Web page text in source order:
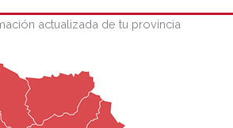
actualizada de tu provincia